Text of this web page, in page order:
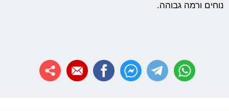
נוחים ורמה גבוהה.